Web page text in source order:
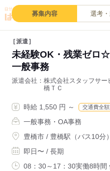
募集内容 選考
派遣
未経験OK・残業ゼロ
一般事務
派遣会社
株式会社スタッフサ
橋ＴＣ
時給 1,550 円 ～ 交通費全
一般事務・OA事務
豊橋市 / 豊橋駅（バス10分）
即日〜 / 長期
08：30～17：30実働8時間